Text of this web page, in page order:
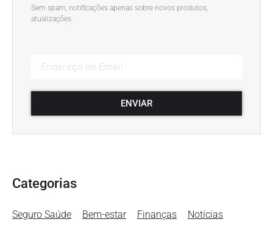
Sem spam, notificações apenas sobre novos produtos,
atualizações.
ENVIAR
Categorias
Seguro Saúde Bem-estar Finanças Notícias